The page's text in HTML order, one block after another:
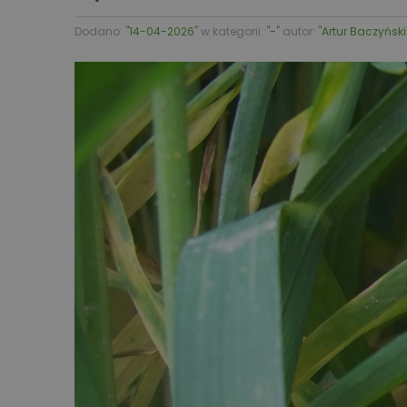
Dodano: ''14-04-2026'' w kategorii: ''-'' autor: ''Artur Baczyński'